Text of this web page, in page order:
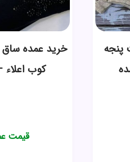
پنجه
خرید عمده
کوب اعلاء
قیمت